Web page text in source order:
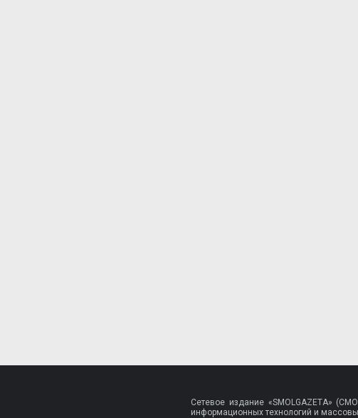
Сетевое издание «SMOLGAZETA»
информационных технологий и